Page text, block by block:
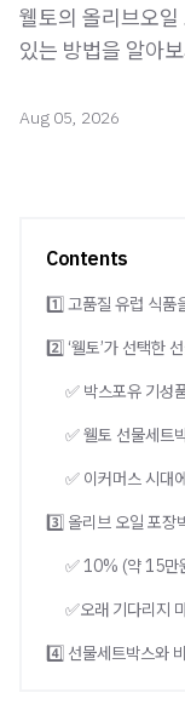
웰토의 올리브오
있는 방법을 알아
Aug 05, 2026
Contents
1️⃣ 고품질 유럽 식품
2️⃣ ‘웰토’가 선택한
✅ 박스포유 기
✅ 웰토 선물세트
✅ 이커머스 시대
3️⃣ 올리브 오일 포장
✅ 10% (약 15만
✅오래 기다리지
4️⃣ 선물세트박스와